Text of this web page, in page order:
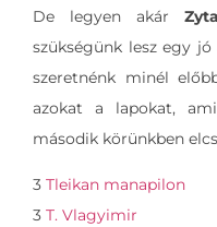
De legyen akár
szükségünk lesz egy
szeretnénk minél
azokat a lapokat,
második körünkben
3 Tleikan manapilon
3 T. Vlagyimir